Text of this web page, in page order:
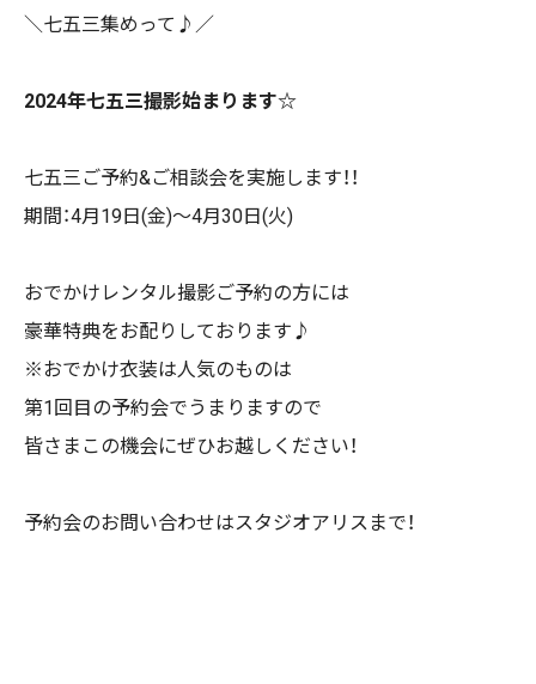
＼七五三集めって♪／
2024年七五三撮影始まります☆
七五三ご予約&ご相談会を実施します！！
期間：4月19日(金)〜4月30日(火)
おでかけレンタル撮影ご予約の方には
豪華特典をお配りしております♪
※おでかけ衣装は人気のものは
第1回目の予約会でうまりますので
皆さまこの機会にぜひお越しください！
予約会のお問い合わせはスタジオアリスまで！